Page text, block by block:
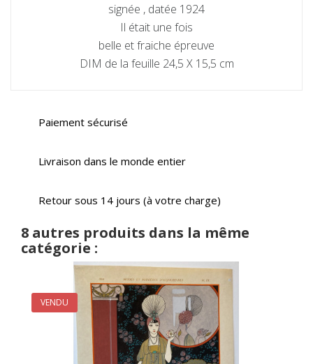
signée , datée 1924
Il était une fois
belle et fraiche épreuve
DIM de la feuille 24,5 X 15,5 cm
Paiement sécurisé
Livraison dans le monde entier
Retour sous 14 jours (à votre charge)
8 autres produits dans la même
catégorie :
VENDU